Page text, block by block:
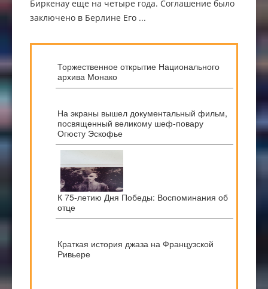
Биркенау еще на четыре года. Соглашение было
заключено в Берлине Его ...
Торжественное открытие Национального
архива Монако
На экраны вышел документальный фильм,
посвященный великому шеф-повару
Огюсту Эскофье
К 75-летию Дня Победы: Воспоминания об
отце
Краткая история джаза на Французской
Ривьере